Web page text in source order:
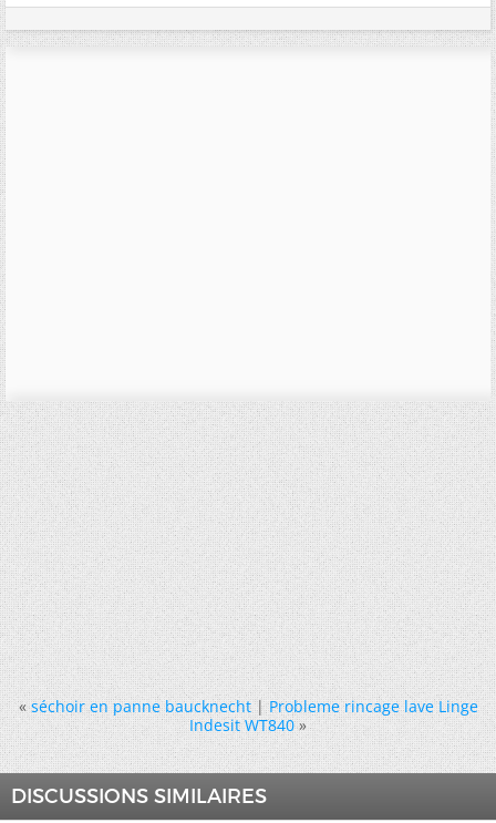
« séchoir en panne baucknecht|Probleme rincage lave Linge
Indesit WT840 »
DISCUSSIONS SIMILAIRES